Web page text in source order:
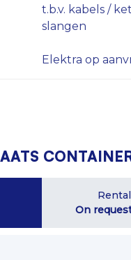
t.b.v. kabels /
slangen
Elektra op
Rental
On